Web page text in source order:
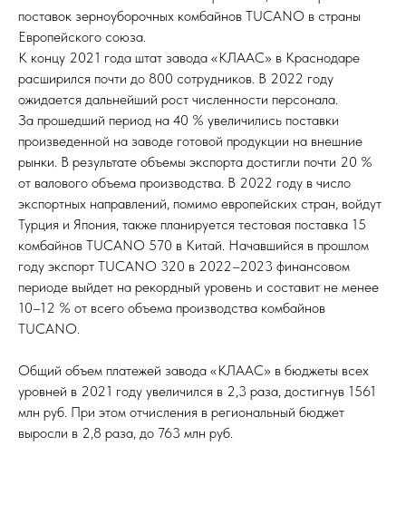
поставок зерноуборочных комбайнов TUCANO в страны
Европейского союза.
К концу 2021 года штат завода «КЛААС» в Краснодаре
расширился почти до 800 сотрудников. В 2022 году
ожидается дальнейший рост численности персонала.
За прошедший период на 40 % увеличились поставки
произведенной на заводе готовой продукции на внешние
рынки. В результате объемы экспорта достигли почти 20 %
от валового объема производства. В 2022 году в число
экспортных направлений, помимо европейских стран, войдут
Турция и Япония, также планируется тестовая поставка 15
комбайнов TUCANO 570 в Китай. Начавшийся в прошлом
году экспорт TUCANO 320 в 2022–2023 финансовом
периоде выйдет на рекордный уровень и составит не менее
10–12 % от всего объема производства комбайнов
TUCANO.
Общий объем платежей завода «КЛААС» в бюджеты всех
уровней в 2021 году увеличился в 2,3 раза, достигнув 1561
млн руб. При этом отчисления в региональный бюджет
выросли в 2,8 раза, до 763 млн руб.